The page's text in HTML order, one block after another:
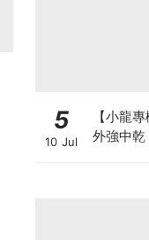
5
10 Jul
【小龍
外強中乾